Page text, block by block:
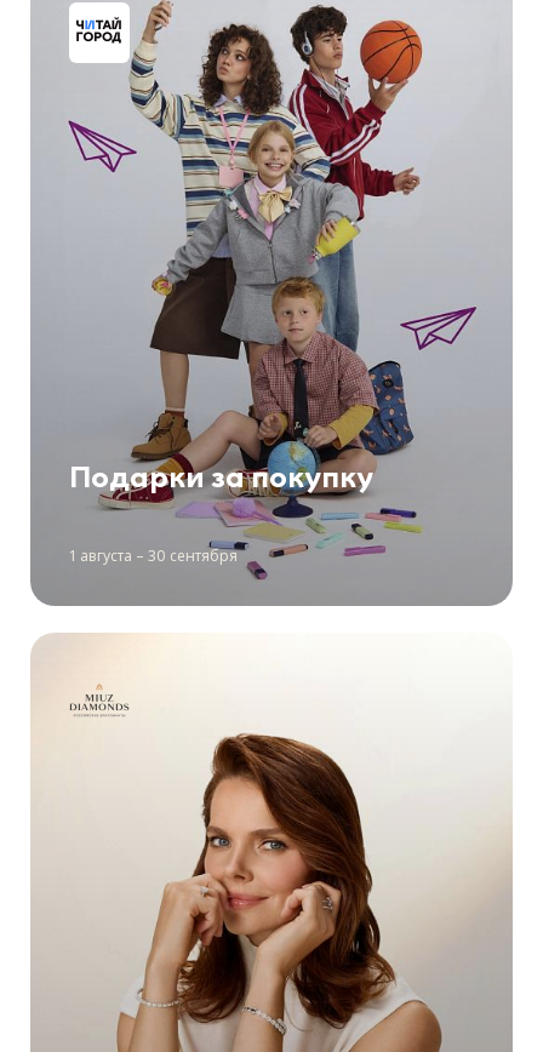
Подарки за покупку
1 августа – 30 сентября